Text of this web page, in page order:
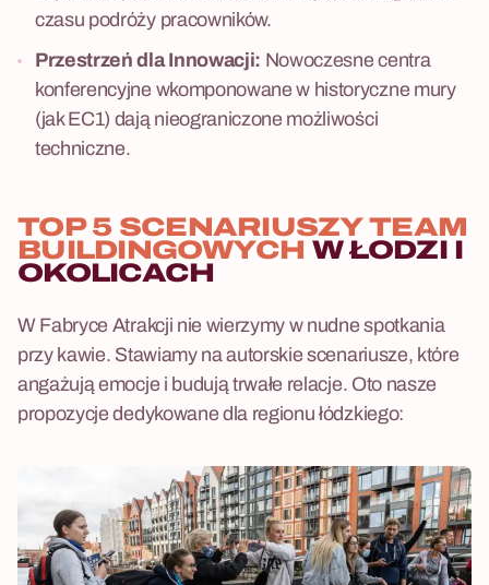
czasu podróży pracowników.
Przestrzeń dla Innowacji: Nowoczesne centra
konferencyjne wkomponowane w historyczne mury
(jak EC1) dają nieograniczone możliwości
techniczne.
TOP 5 SCENARIUSZY TEAM
BUILDINGOWYCH W ŁODZI I
OKOLICACH
W Fabryce Atrakcji nie wierzymy w nudne spotkania
przy kawie. Stawiamy na autorskie scenariusze, które
angażują emocje i budują trwałe relacje. Oto nasze
propozycje dedykowane dla regionu łódzkiego: